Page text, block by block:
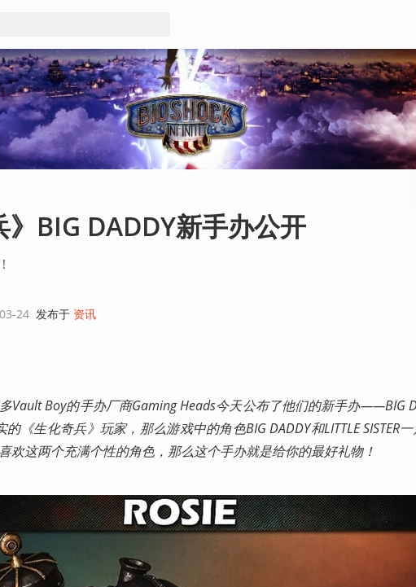
》BIG DADDY新手办公开
24 发布于 资讯
Vault Boy的手办厂商Gaming Heads今天公布了他们的新手办——BIG
《生化奇兵》玩家，那么游戏中的角色BIG DADDY和LITTLE SISTER
欢这两个充满个性的角色，那么这个手办就是给你的最好礼物！